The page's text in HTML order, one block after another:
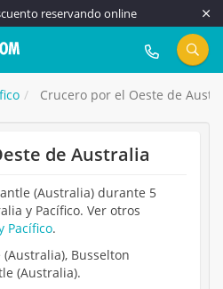
reservando online
917 815 555
Crucero por el Oeste de
de Australia
(Australia) durante 5
y Pacífico. Ver otros
Pacífico.
(Australia), Busselton
(Australia).